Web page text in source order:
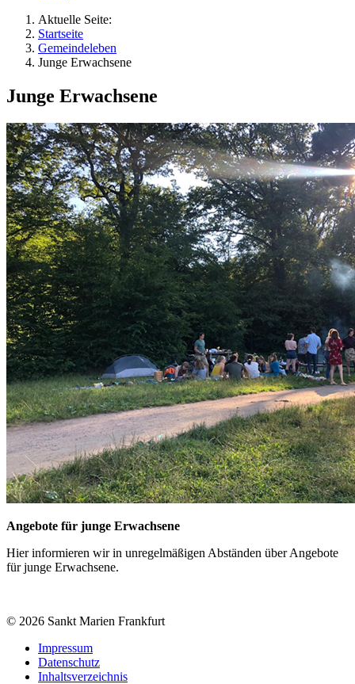
Aktuelle Seite:
Startseite
Gemeindeleben
Junge Erwachsene
Junge Erwachsene
Angebote für junge Erwachsene
Hier informieren wir in unregelmäßigen Abständen über Angebote
für junge Erwachsene.
© 2026 Sankt Marien Frankfurt
Impressum
Datenschutz
Inhaltsverzeichnis